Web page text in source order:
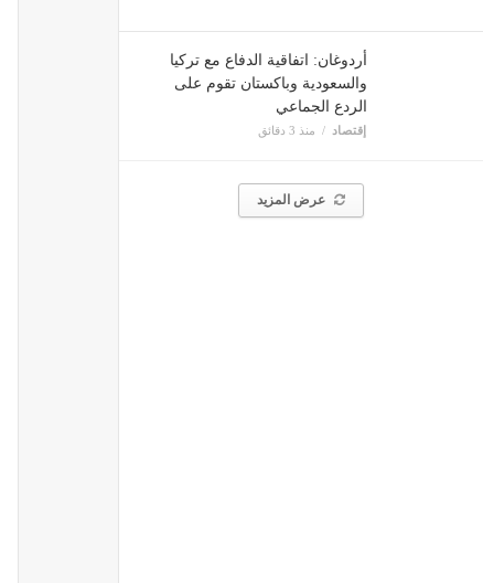
أردوغان: اتفاقية الدفاع مع تركيا
والسعودية وباكستان تقوم على
الردع الجماعي
إقتصاد منذ 3 دقائق
عرض المزيد